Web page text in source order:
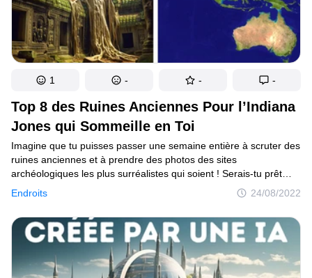
d’arrimage ou sangle de transport, ont été conçues pour que les
gens puissent y accrocher toutes sortes de choses.
Top 8 des Ruines Anciennes Pour l’Indiana
Jones qui Sommeille en Toi
Endroits 24/08/2022
Imagine que tu puisses passer une semaine entière à scruter des
ruines anciennes et à prendre des photos des sites
archéologiques les plus surréalistes qui soient ! Serais-tu prêt
à le faire ? Alors, commençons à creuser ! — La première étape
de ton périple est l’Asie du Sud-Est. C’est là que se trouvent les
ruines les plus impressionnantes. Commençons par Bagan, situé
aux confins de la Birmanie. Il existe plusieurs façons de visiter
le site, et tu es heureux d’avoir décidé de souscrire à deux
expériences différentes !
1 - - -